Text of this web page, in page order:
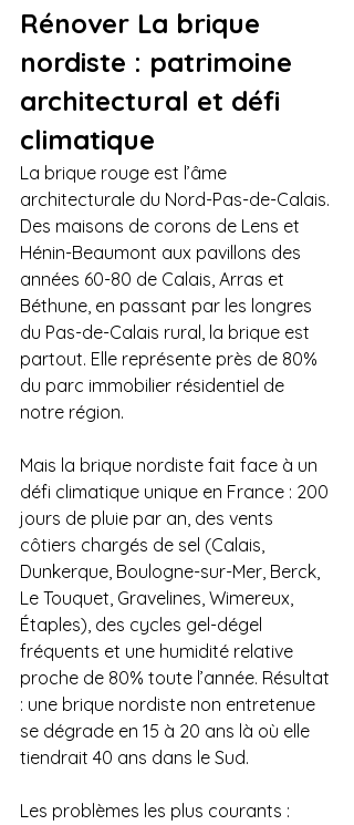
Rénover La brique
nordiste : patrimoine
architectural et défi
climatique
La brique rouge est l’âme
architecturale du Nord-Pas-de-Calais.
Des maisons de corons de Lens et
Hénin-Beaumont aux pavillons des
années 60-80 de Calais, Arras et
Béthune, en passant par les longres
du Pas-de-Calais rural, la brique est
partout. Elle représente près de 80%
du parc immobilier résidentiel de
notre région.
Mais la brique nordiste fait face à un
défi climatique unique en France : 200
jours de pluie par an, des vents
côtiers chargés de sel (Calais,
Dunkerque, Boulogne-sur-Mer, Berck,
Le Touquet, Gravelines, Wimereux,
Étaples), des cycles gel-dégel
fréquents et une humidité relative
proche de 80% toute l’année. Résultat
: une brique nordiste non entretenue
se dégrade en 15 à 20 ans là où elle
tiendrait 40 ans dans le Sud.
Les problèmes les plus courants :